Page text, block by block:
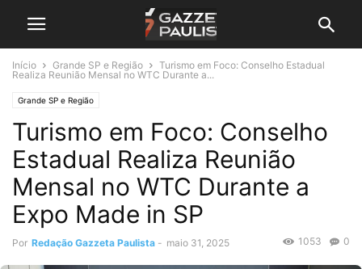
Início Grande SP e Região
Turismo em Foco: Conselho Estadual
Realiza Reunião Mensal no WTC Durante a...
Grande SP e Região
Turismo em Foco: Conselho
Estadual Realiza Reunião
Mensal no WTC Durante a
Expo Made in SP
Por Redação Gazzeta Paulista - maio 31, 2025 0
1053